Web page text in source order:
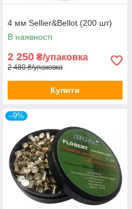
4 мм Sellier&Bellot (200 шт)
В наявності
2 250 ₴/упаковка
2 480 ₴/упаковка
Купити
–9%